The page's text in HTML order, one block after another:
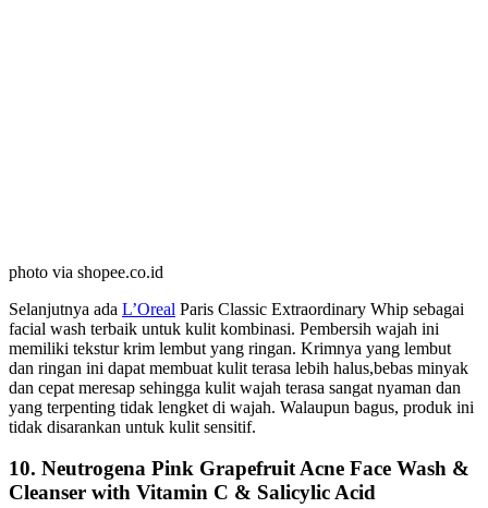
photo via shopee.co.id
Selanjutnya ada L’Oreal Paris Classic Extraordinary Whip sebagai
facial wash terbaik untuk kulit kombinasi. Pembersih wajah ini
memiliki tekstur krim lembut yang ringan. Krimnya yang lembut
dan ringan ini dapat membuat kulit terasa lebih halus,bebas minyak
dan cepat meresap sehingga kulit wajah terasa sangat nyaman dan
yang terpenting tidak lengket di wajah. Walaupun bagus, produk ini
tidak disarankan untuk kulit sensitif.
10. Neutrogena Pink Grapefruit Acne Face Wash &
Cleanser with Vitamin C & Salicylic Acid